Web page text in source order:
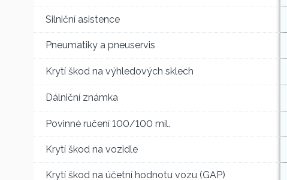
Silniční asistence
Pneumatiky a pneuservis
Krytí škod na výhledových sklech
Dálniční známka
Povinné ručení 100/100 mil.
Krytí škod na vozidle
Krytí škod na účetní hodnotu vozu (GAP)